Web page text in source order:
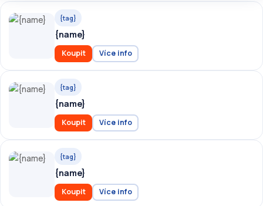
{tag}
{name}
Koupit Více info
{tag}
{name}
Koupit Více info
{tag}
{name}
Koupit Více info